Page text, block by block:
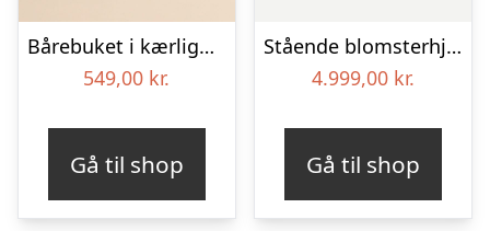
Bårebuket i kærlighedens farver
549,00 kr.
Gå til shop
Stående blomsterhjerte – Et eksklusivt farvel
4.999,00 kr.
Gå til shop